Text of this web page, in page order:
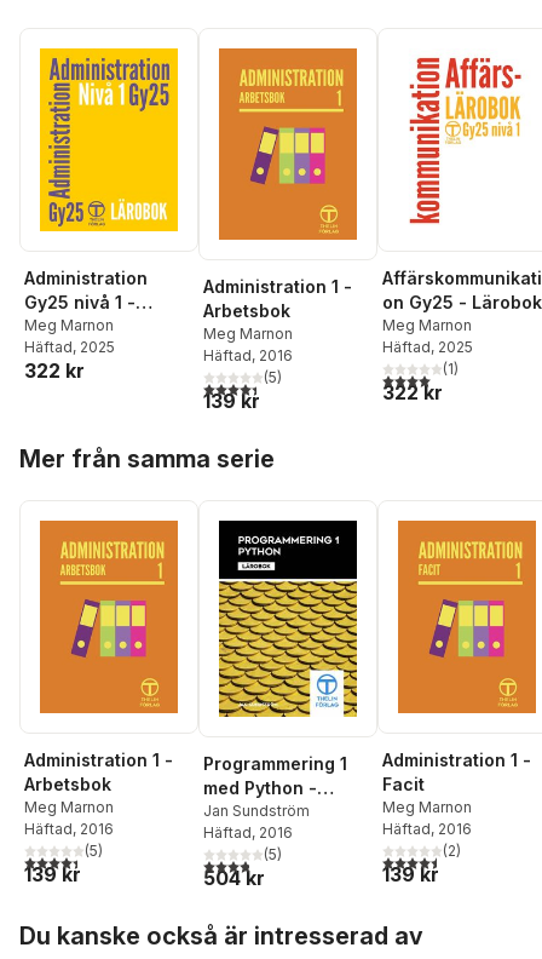
Administration
Gy25 nivå 1 -
Lärobok
Meg Marnon
Häftad, 2025
322 kr
Administration 1 -
Arbetsbok
Meg Marnon
Häftad, 2016
4,4utav 5 stjärnor. Totalt antal röster:
(5)
139 kr
Affärskommunikati
on Gy25 - Lärobok
Meg Marnon
Häftad, 2025
4,0utav 5 stjärnor.
(1)
322 kr
Mer från samma serie
Administration 1 -
Arbetsbok
Meg Marnon
Häftad, 2016
4,4utav 5 stjärnor. Totalt antal röster:
(5)
139 kr
Programmering 1
med Python -
Lärobok
Jan Sundström
Häftad, 2016
3,8utav 5 stjärnor. Totalt antal röster:
(5)
504 kr
Administration 1 -
Facit
Meg Marnon
Häftad, 2016
4,5utav 5 stjärnor.
(2)
139 kr
Du kanske också är intresserad av